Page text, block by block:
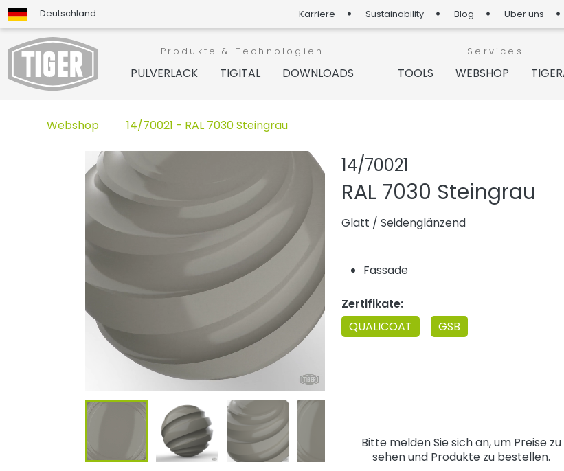
Deutschland Karriere Sustainability Blog Über uns
Produkte & Technologien
PULVERLACK TIGITAL DOWNLOADS
Services
TOOLS WEBSHOP
Webshop 14/70021 - RAL 7030 Steingrau
14/70021
RAL 7030 Steingrau
Glatt /Seidenglänzend
Fassade
Zertifikate:
QUALICOAT
GSB
Bitte melden Sie sich an, um Preise zu
sehen und Produkte zu bestellen.